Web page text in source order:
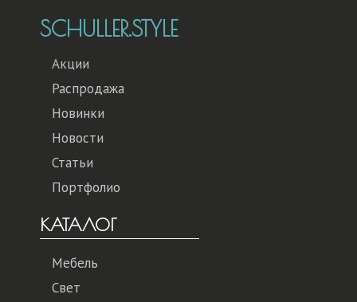
SCHULLER.STYLE
Акции
Распродажа
Новинки
Новости
Статьи
Портфолио
КАТАЛОГ
Мебель
Свет